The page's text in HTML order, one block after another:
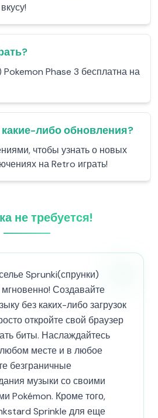
Phase 3 бесплатна на
либо обновления?
чтобы узнать о новых
на Retro играть!
не требуется!
Sprunki(спрунки)
Создавайте
без каких-либо загрузок
откройте свой браузер
биты. Наслаждайтесь
месте и в любое
безграничные
музыки со своими
Pokémon. Кроме того,
Sprinkle для еще